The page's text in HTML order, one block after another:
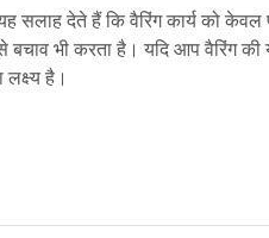
सलाह देते हैं कि वैरिंग कार्य को केवल
भी करता है। यदि आप वैरिंग की
लक्ष्य है।